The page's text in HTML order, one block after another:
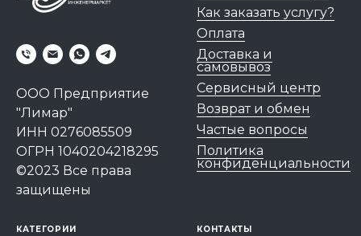
ООО Предприятие
"Лимар"
ИНН 0276085509
ОГРН 1040204218295
©2023 Все права
защищены
Как заказать услугу?
Оплата
Доставка и
самовывоз
Сервисный центр
Возврат и обмен
Частые вопросы
Политика
конфиденциальности
КАТЕГОРИИ КОНТАКТЫ